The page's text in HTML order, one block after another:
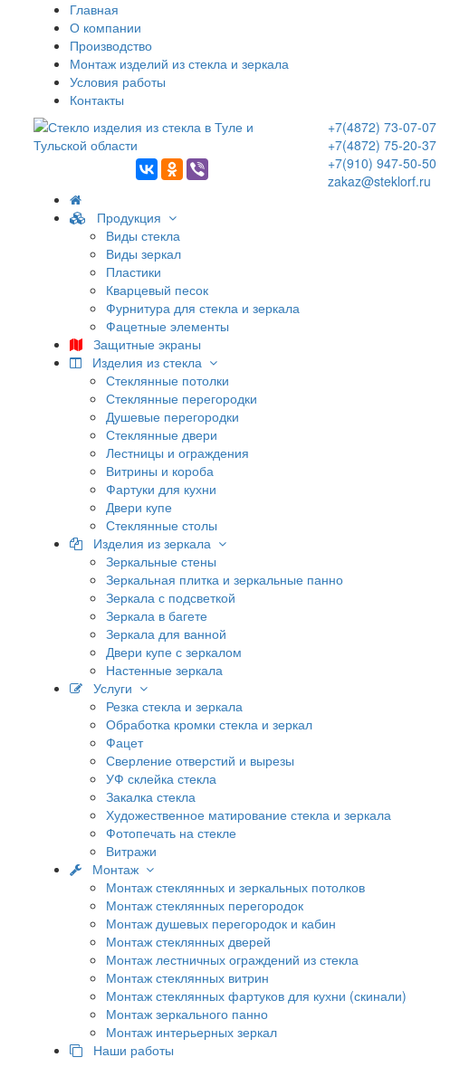
Главная
О компании
Производство
Монтаж изделий из стекла и зеркала
Условия работы
Контакты
+7(4872) 73-07-07
+7(4872) 75-20-37
+7(910) 947-50-50
zakaz@steklorf.ru
Продукция
Виды стекла
Виды зеркал
Пластики
Кварцевый песок
Фурнитура для стекла и зеркала
Фацетные элементы
Защитные экраны
Изделия из стекла
Стеклянные потолки
Стеклянные перегородки
Душевые перегородки
Стеклянные двери
Лестницы и ограждения
Витрины и короба
Фартуки для кухни
Двери купе
Стеклянные столы
Изделия из зеркала
Зеркальные стены
Зеркальная плитка и зеркальные панно
Зеркала с подсветкой
Зеркала в багете
Зеркала для ванной
Двери купе с зеркалом
Настенные зеркала
Услуги
Резка стекла и зеркала
Обработка кромки стекла и зеркал
Фацет
Сверление отверстий и вырезы
УФ склейка стекла
Закалка стекла
Художественное матирование стекла и зеркала
Фотопечать на стекле
Витражи
Монтаж
Монтаж стеклянных и зеркальных потолков
Монтаж стеклянных перегородок
Монтаж душевых перегородок и кабин
Монтаж стеклянных дверей
Монтаж лестничных ограждений из стекла
Монтаж стеклянных витрин
Монтаж стеклянных фартуков для кухни (скинали)
Монтаж зеркального панно
Монтаж интерьерных зеркал
Наши работы